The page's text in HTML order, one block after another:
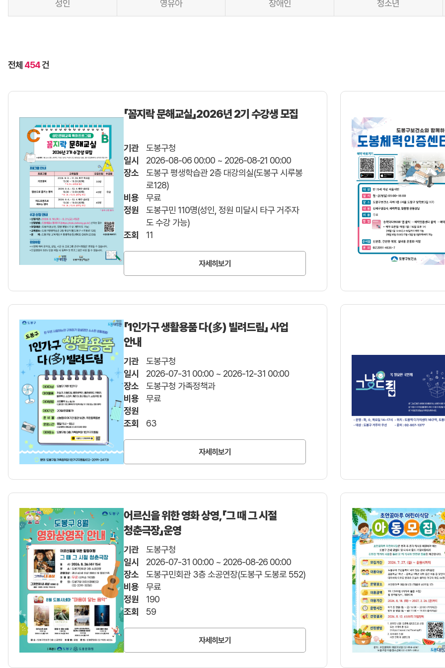
성인 영유아 장애인 청소년
전체 454건
「꼼지락 문해교실」2026년 2기 수강생 모집
기관
도봉구청
일시
2026-08-06 00:00 ~ 2026-08-21 00:00
장소
도봉구 평생학습관 2층 대강의실(도봉구 시루봉
로128)
비용
무료
정원
도봉구민 110명(성인, 정원 미달시 타구 거주자
도 수강 가능)
조회
11
자세히보기
「1인가구 생활용품 다(多) 빌려드림」 사업
안내
기관
도봉구청
일시
2026-07-31 00:00 ~ 2026-12-31 00:00
장소
도봉구청 가족정책과
비용
무료
정원
조회
63
자세히보기
어르신을 위한 영화 상영,「그 때 그 시절
청춘극장」운영
기관
도봉구청
일시
2026-07-31 00:00 ~ 2026-08-26 00:00
장소
도봉구민회관 3층 소공연장(도봉구 도봉로 552)
비용
무료
정원
190
조회
59
자세히보기